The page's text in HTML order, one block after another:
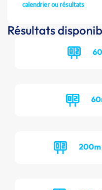
calendrier ou résultats
Résultats
200m